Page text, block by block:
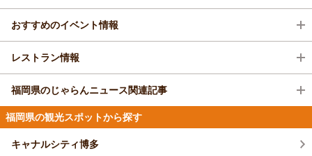
福岡市内から1時間の好アクセス！夕朝食・BBQ
グリル・焚火台SET・天然温泉・飲み放題・冷暖
房・薪使い放題... 準備も片付けも必要なし。ご家
1泊 大人2名 合計(税込)
1名 15,400円～
■大分自動車道 杷木ICから車で10分 ■西鉄バス小河内 徒歩5分■福岡市内 車
で1時間■大分熊本 車で2時間
1名 3,450円～
JR小倉駅南口から右奥のマクドナルド横アーケードを進み、吉野家を右折後
福岡県／飯塚・田川
ザ・リトリート
観光スポットとしては、海の中道海浜公園やマリンワールドなどのレジャー
施設が充実しています。また、筑紫野市にある二日市温泉街や門司港レトロ
地区など、景観に特徴をもったエリアも点在しています。福岡空港と北九州
利なため外国人旅行客が多く訪れることで知られています。駅や空港周辺に
は、ホテルなどの宿泊施設が充実しています。
8月7日(金)の天気・観光情報♪
ホテルサードプレイス博多（福岡市（博多駅周辺・天神周辺））
朝食リニューアル♪
ドッとあ～るホテルHAKATA（福岡市（博多駅周辺・天神周辺））
新プラン「★1日10部屋限定★アーリーチ..」登場！
福岡市内より約一時間、福岡県下随一のお湯の湧出量を
誇り23軒の旅館が立ち並ぶ温泉街。春は菜の花、夏は
り帳」（７枚、１５００円）があり、温泉めぐりも人気。
筑後川を眼下に見下ろす露天風呂などがあり、静かな環
LOFT
もあり、毎日通っても飽きない場所。商品の種類も豊富
で、欲しいものが手に入るハズ！！
熊ヶ畑「ホタルの里」
4.6
おすすめのイベント情報
能古島のひまわり摘み取りイベント
博多湾に浮かぶ能古島にある「のこのしまアイランドパ
ーク」では、例年7月になると、約7000平方mに5万本
絶妙なコントラストを織り成します。7月中旬になる
と、満開状態のひまわりを無料で1本摘み取って持ち帰
ることができます。燦々と照りつける太陽の下、すくすくと育った元気いっ
ぱいの花を自宅でも楽しめます。※袋や軍手などは各自で持参ください。
レストラン情報
福岡県は、北に玄界灘があり、東にも周防灘、西側には有明海とそれぞれ違
ます。特産品としては、明太子が知られており、唐辛子を使用して味付けし
た辛子明太子は土産物として広く認知されています。また、福岡と言えばも
つ鍋が有名であり、県庁所在地である福岡市ではもつ鍋の専門店が点在して
福岡県のじゃらんニュース関連記事
【福岡】夏に行きたい観光スポット28選！
福岡県の観光スポットから探す
キャナルシティ博多